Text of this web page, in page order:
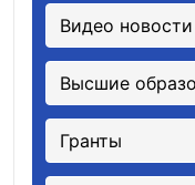
Видео новости
Высшие
Гранты